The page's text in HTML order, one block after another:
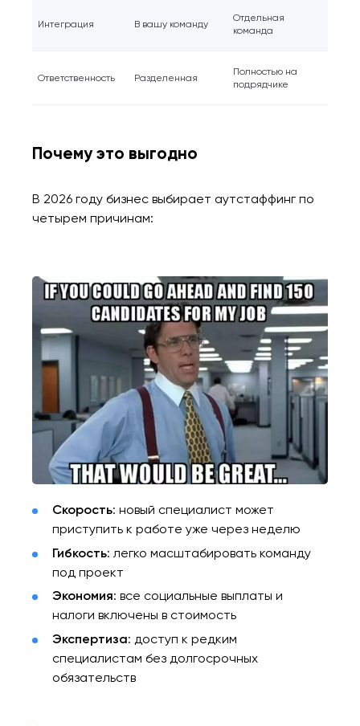
Интеграция В вашу команду
Отдельная
команда
Ответственность Разделенная
Полностью на
подрядчике
Почему это выгодно
В 2026 году бизнес выбирает аутстаффинг по
четырем причинам:
Скорость: новый специалист может
приступить к работе уже через неделю
Гибкость: легко масштабировать команду
под проект
Экономия: все социальные выплаты и
налоги включены в стоимость
Экспертиза: доступ к редким
специалистам без долгосрочных
обязательств